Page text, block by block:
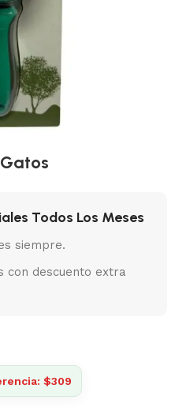
Todos Los Meses
siempre.
con descuento extra
$309